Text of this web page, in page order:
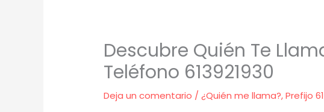
Descubre Quién Te
Teléfono 613921930
Deja un comentario /¿Quién me llama?,Prefijo